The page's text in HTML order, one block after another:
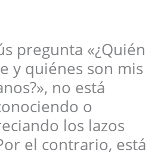
pregunta «¿Quién
y quiénes son mis
no está
o
los lazos
el contrario, está